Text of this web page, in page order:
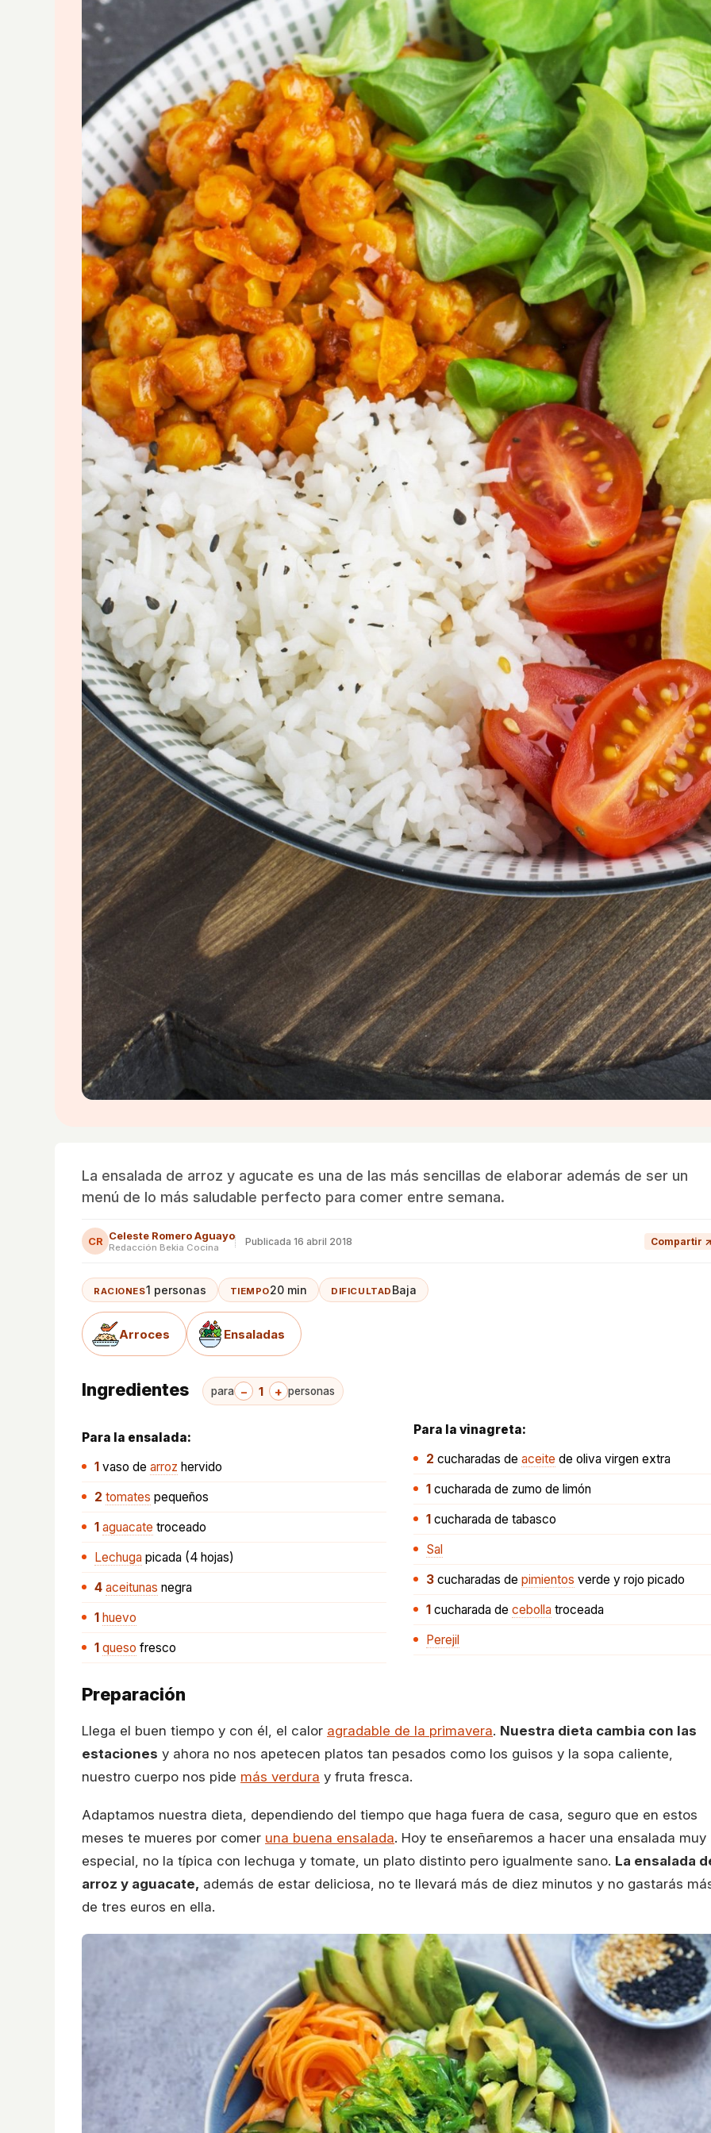
La ensalada de arroz y agucate es una de las más sencillas de elaborar además de ser un
menú de lo más saludable perfecto para comer entre semana.
CR Celeste Romero Aguayo
Redacción Bekia Cocina
Publicada 16 abril 2018 Compartir ↗
RACIONES1 personas TIEMPO20 min DIFICULTAD Baja
Arroces Ensaladas
Ingredientes para − 1 + personas
Para la ensalada:
1 vaso de arroz hervido
2 tomates pequeños
1 aguacate troceado
Lechuga picada (4 hojas)
4 aceitunas negra
1 huevo
1 queso fresco
Para la vinagreta:
2 cucharadas de aceite de oliva virgen extra
1 cucharada de zumo de limón
1 cucharada de tabasco
Sal
3 cucharadas de pimientos verde y rojo picado
1 cucharada de cebolla troceada
Perejil
Preparación
Llega el buen tiempo y con él, el calor agradable de la primavera. Nuestra dieta cambia con las
estaciones y ahora no nos apetecen platos tan pesados como los guisos y la sopa caliente,
nuestro cuerpo nos pide más verdura y fruta fresca.
Adaptamos nuestra dieta, dependiendo del tiempo que haga fuera de casa, seguro que en estos
meses te mueres por comer una buena ensalada. Hoy te enseñaremos a hacer una ensalada muy
especial, no la típica con lechuga y tomate, un plato distinto pero igualmente sano. La ensalada
arroz y aguacate, además de estar deliciosa, no te llevará más de diez minutos y no gastarás
de tres euros en ella.